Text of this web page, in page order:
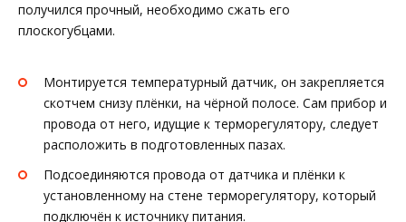
получился прочный, необходимо сжать его
плоскогубцами.
Монтируется температурный датчик, он закрепляется
скотчем снизу плёнки, на чёрной полосе. Сам прибор и
провода от него, идущие к терморегулятору, следует
расположить в подготовленных пазах.
Подсоединяются провода от датчика и плёнки к
установленному на стене терморегулятору, который
подключён к источнику питания.